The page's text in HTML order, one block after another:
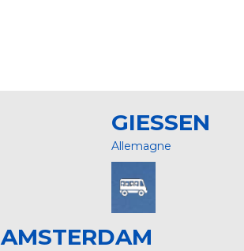
GIESSEN
Allemagne
AMSTERDAM